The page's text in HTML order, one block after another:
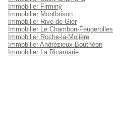
Immobilier Firminy
Immobilier Montbrison
Immobilier Rive-de-Gier
Immobilier Le Chambon-Feugerolles
Immobilier Roche-la-Molière
Immobilier Andrézieux-Bouthéon
Immobilier La Ricamarie